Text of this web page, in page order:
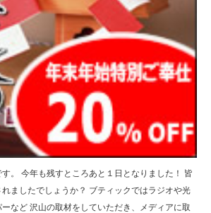
。 今年も残すところあと１日となりました！ 皆
ましたでしょうか？ ブティックではラジオや光
など 沢山の取材をしていただき、メディアに取